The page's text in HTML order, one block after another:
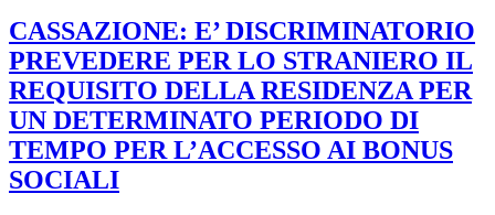
CASSAZIONE: E’ DISCRIMINATORIO
PREVEDERE PER LO STRANIERO IL
REQUISITO DELLA RESIDENZA PER
UN DETERMINATO PERIODO DI
TEMPO PER L’ACCESSO AI BONUS
SOCIALI